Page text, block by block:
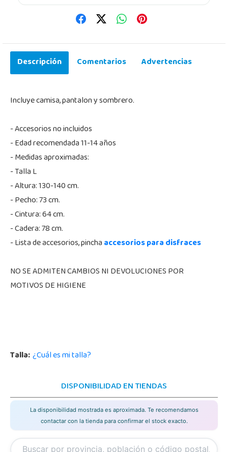
Descripción Comentarios Advertencias
Incluye camisa, pantalon y sombrero.
- Accesorios no incluidos
- Edad recomendada 11-14 años
- Medidas aproximadas:
- Talla L
- Altura: 130-140 cm.
- Pecho: 73 cm.
- Cintura: 64 cm.
- Cadera: 78 cm.
- Lista de accesorios, pinchaaccesorios para disfraces
NO SE ADMITEN CAMBIOS NI DEVOLUCIONES POR
MOTIVOS DE HIGIENE
Talla:¿Cuál es mi talla?
DISPONIBILIDAD EN TIENDAS
La disponibilidad mostrada es aproximada. Te recomendamos
contactar con la tienda para confirmar el stock exacto.